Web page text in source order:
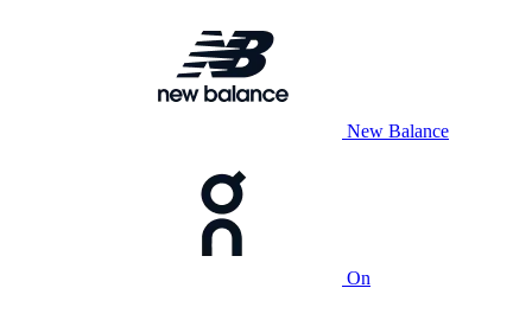
New Balance
On